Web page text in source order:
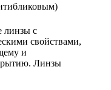
линзы с
свойствами,
и
Линзы